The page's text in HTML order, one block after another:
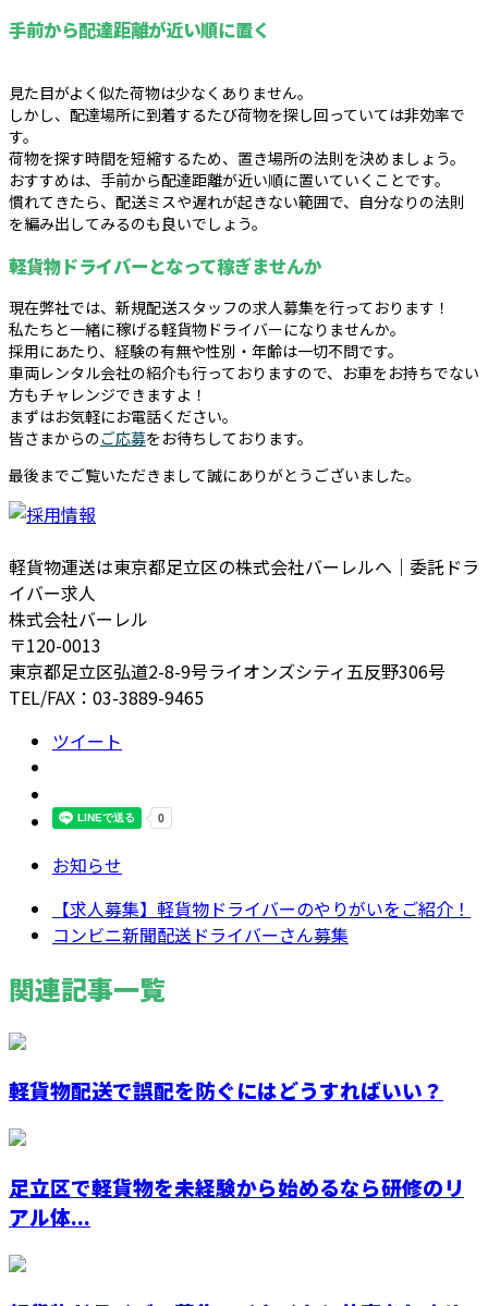
手前から配達距離が近い順に置く
見た目がよく似た荷物は少なくありません。
しかし、配達場所に到着するたび荷物を探し回っていては非効率で
す。
荷物を探す時間を短縮するため、置き場所の法則を決めましょう。
おすすめは、手前から配達距離が近い順に置いていくことです。
慣れてきたら、配送ミスや遅れが起きない範囲で、自分なりの法則
を編み出してみるのも良いでしょう。
軽貨物ドライバーとなって稼ぎませんか
現在弊社では、新規配送スタッフの求人募集を行っております！
私たちと一緒に稼げる軽貨物ドライバーになりませんか。
採用にあたり、経験の有無や性別・年齢は一切不問です。
車両レンタル会社の紹介も行っておりますので、お車をお持ちでない
方もチャレンジできますよ！
まずはお気軽にお電話ください。
皆さまからのご応募をお待ちしております。
最後までご覧いただきまして誠にありがとうございました。
軽貨物運送は東京都足立区の株式会社バーレルへ｜委託ドラ
イバー求人
株式会社バーレル
〒120-0013
東京都足立区弘道2-8-9号ライオンズシティ五反野306号
TEL/FAX：03-3889-9465
ツイート
お知らせ
【求人募集】軽貨物ドライバーのやりがいをご紹介！
コンビニ新聞配送ドライバーさん募集
関連記事一覧
軽貨物配送で誤配を防ぐにはどうすればいい？
足立区で軽貨物を未経験から始めるなら研修のリ
アル体...